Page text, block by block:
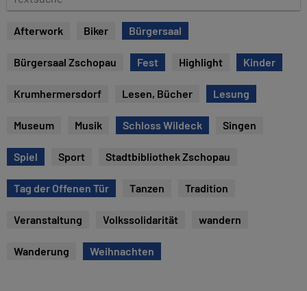
e
Afterwork Biker Bürgersaal
Bürgersaal Zschopau Fest Highlight Kinder
Krumhermersdorf Lesen, Bücher Lesung
Museum Musik Schloss Wildeck Singen
Spiel Sport Stadtbibliothek Zschopau
Tag der Offenen Tür Tanzen Tradition
Veranstaltung Volkssolidarität wandern
Wanderung Weihnachten